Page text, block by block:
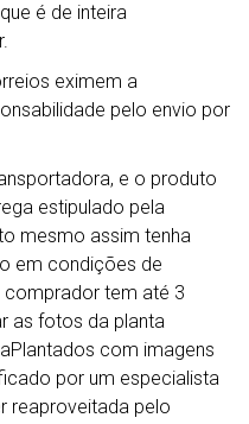
é de inteira
eximem a
pelo envio por
e o produto
estipulado pela
mesmo assim tenha
em condições de
tem até 3
as fotos da planta
com imagens
por um especialista
reaproveitada pelo